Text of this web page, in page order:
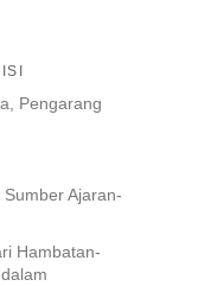
Pengarang
Ajaran-
Hambatan-